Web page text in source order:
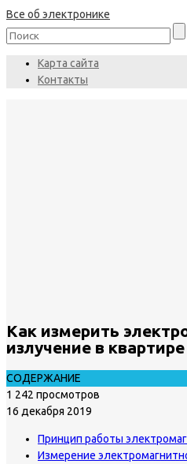
Все об электронике
Карта сайта
Контакты
Как измерить
излучение в квартире
СОДЕРЖАНИЕ
1 242 просмотров
16 декабря 2019
Принцип работы
Измерение